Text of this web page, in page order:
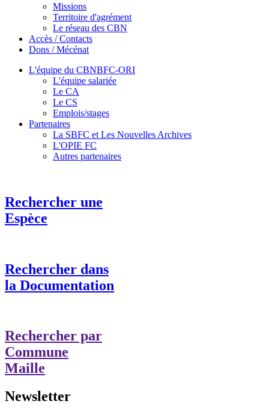
Missions
Territoire d'agrément
Le réseau des CBN
Accès / Contacts
Dons / Mécénat
L'équipe du CBNBFC-ORI
L'équipe salariée
Le CA
Le CS
Emplois/stages
Partenaires
La SBFC et Les Nouvelles Archives
L'OPIE FC
Autres partenaires
Rechercher une
Espèce
Rechercher dans
la Documentation
Rechercher par
Commune
Maille
Newsletter